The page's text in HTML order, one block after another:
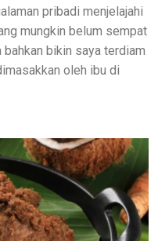
pribadi menjelajahi
mungkin belum sempat
bahkan bikin saya terdiam
oleh ibu di